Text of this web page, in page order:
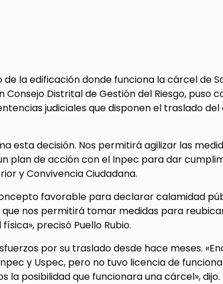
la edificación donde funciona la cárcel de
Distrital de Gestión del Riesgo, puso
judiciales que disponen el traslado
esta decisión. Nos permitirá agilizar las
plan de acción con el Inpec para dar
y Convivencia Ciudadana.
favorable para declarar calamidad
que nos permitirá tomar medidas para
precisó Puello Rubio.
por su traslado desde hace meses.
y Uspec, pero no tuvo licencia de
la posibilidad que funcionara una cárcel», dijo.